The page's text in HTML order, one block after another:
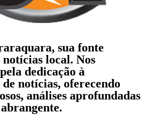
sua fonte
local. Nos
dedicação à
notícias, oferecendo
análises aprofundadas